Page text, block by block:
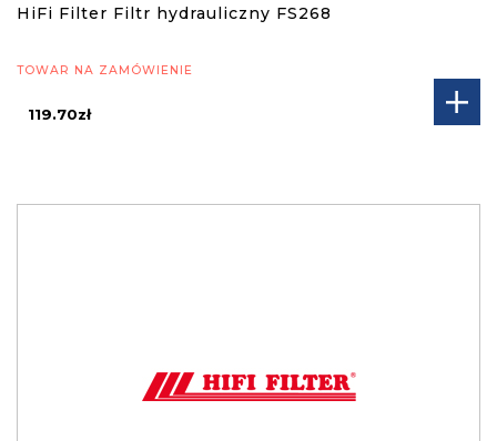
HiFi Filter Filtr hydrauliczny FS268
TOWAR NA ZAMÓWIENIE
119.70zł